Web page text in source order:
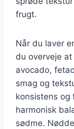
frugt.
Når du laver
du overveje
avocado,
smag og
konsistens og
harmonisk
sødme.